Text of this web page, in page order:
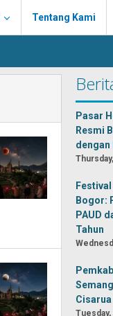
Tentang Kami
Pasar
Resmi
dengan
Bogor:
PAUD
Tahun
Cisarua